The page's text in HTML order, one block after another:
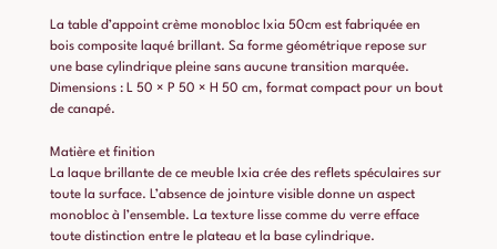
La table d’appoint crème monobloc Ixia 50cm est fabriquée en
bois composite laqué brillant. Sa forme géométrique repose sur
une base cylindrique pleine sans aucune transition marquée.
Dimensions : L 50 × P 50 × H 50 cm, format compact pour un bout
de canapé.
Matière et finition
La laque brillante de ce meuble Ixia crée des reflets spéculaires sur
toute la surface. L’absence de jointure visible donne un aspect
monobloc à l’ensemble. La texture lisse comme du verre efface
toute distinction entre le plateau et la base cylindrique.